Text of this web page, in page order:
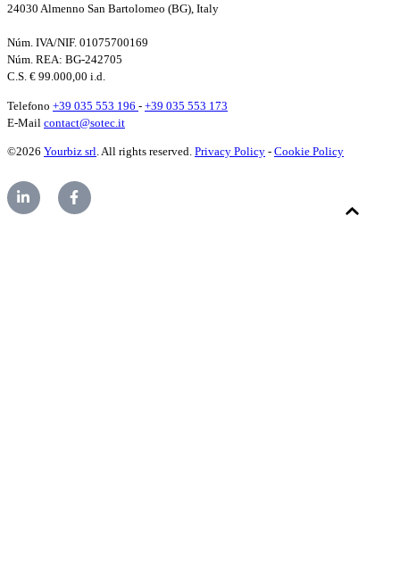
24030 Almenno San Bartolomeo (BG), Italy
Núm. IVA/NIF. 01075700169
Núm. REA: BG-242705
C.S. € 99.000,00 i.d.
Telefono +39 035 553 196 - +39 035 553 173
E-Mail contact@sotec.it
©2026 Yourbiz srl . All rights reserved. Privacy Policy - Cookie Policy